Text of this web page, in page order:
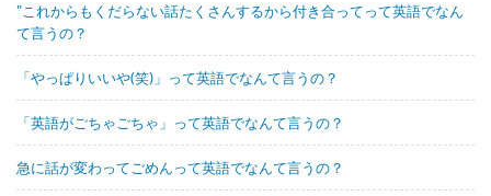
"これからもくだらない話たくさんするから付き合ってって英語でなん
て言うの？
「やっぱりいいや(笑)」って英語でなんて言うの？
「英語がごちゃごちゃ」って英語でなんて言うの？
急に話が変わってごめんって英語でなんて言うの？